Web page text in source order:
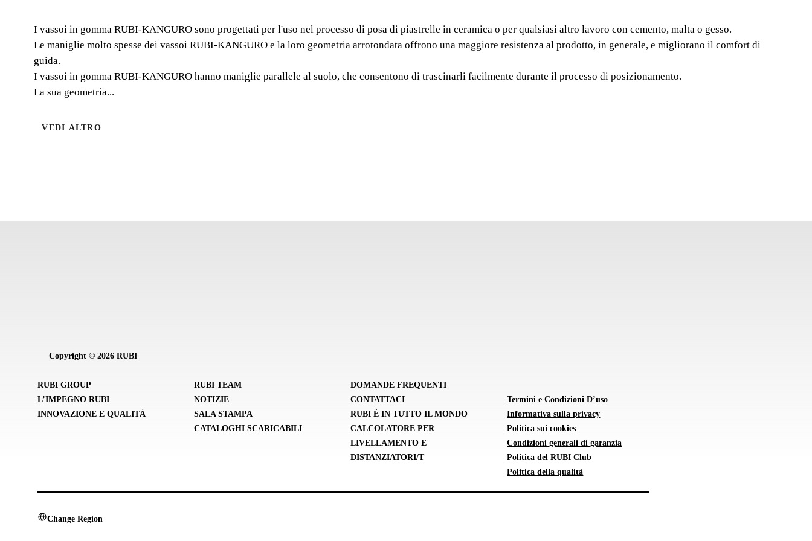
I vassoi in gomma RUBI-KANGURO sono progettati per l'uso nel processo di
gesso. Le maniglie molto spesse dei vassoi RUBI-KANGURO e la loro
I vassoi in gomma RUBI-KANGURO sono progettati per l'uso nel processo di posa di piastrelle in ceramica o per qualsiasi altro lavoro con cemento, malta o gesso.
Le maniglie molto spesse dei vassoi RUBI-KANGURO e la loro geometria arrotondata offrono una maggiore resistenza al prodotto, in generale, e migliorano il comfort di
guida.
I vassoi in gomma RUBI-KANGURO hanno maniglie parallele al suolo, che consentono di trascinarli facilmente durante il processo di posizionamento.
La sua geometria...
VEDI ALTRO
Copyright © 2026 RUBI
RUBI GROUP
L’IMPEGNO RUBI
INNOVAZIONE E QUALITÀ
RUBI TEAM
NOTIZIE
SALA STAMPA
CATALOGHI SCARICABILI
DOMANDE FREQUENTI
CONTATTACI
RUBI È IN TUTTO IL MONDO
CALCOLATORE PER
LIVELLAMENTO E
DISTANZIATORI/T
Termini e Condizioni D’uso
Informativa sulla privacy
Politica sui cookies
Condizioni generali di garanzia
Politica del RUBI Club
Politica della qualità
Change Region